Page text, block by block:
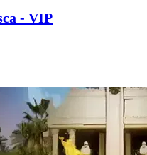
- VIP